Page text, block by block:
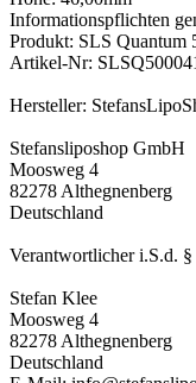
Informationspflichten
Produkt: SLS Quantum
Artikel-Nr:
Hersteller:
Stefansliposhop GmbH
Moosweg 4
82278 Althegnenberg
Deutschland
Verantwortlicher i.S.d.
Stefan Klee
Moosweg 4
82278 Althegnenberg
Deutschland